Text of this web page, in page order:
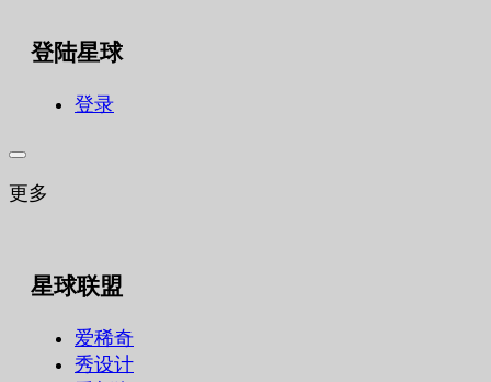
登陆星球
登录
更多
星球联盟
爱稀奇
秀设计